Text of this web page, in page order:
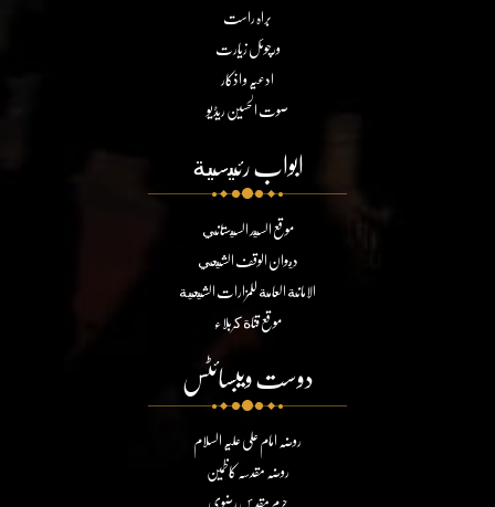
براہ راست
ورچوئل زیارت
ادعیہ و اذکار
صوت الحسین ریڈیو
ابواب رئيسية
موقع السيد السيستاني
ديوان الوقف الشيعي
الامانة العامة للمزارات الشيعية
موقع قناة كربلاء
دوست ویبسائٹس
روضہ امام علی علیہ السلام
روضہ مقدسہ کاظمین